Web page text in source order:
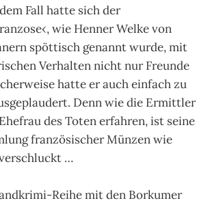
Fall hatte sich der
wie Henner Welke von
spöttisch genannt wurde, mit
Verhalten nicht nur Freunde
hatte er auch einfach zu
Denn wie die Ermittler
des Toten erfahren, ist seine
französischer Münzen wie
…
Reihe mit den Borkumer